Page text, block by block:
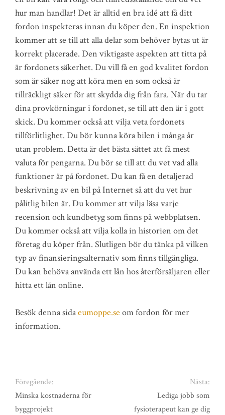
hur man handlar! Det är alltid en bra idé att få ditt
fordon inspekteras innan du köper den. En inspektion
kommer att se till att alla delar som behöver bytas ut är
korrekt placerade. Den viktigaste aspekten att titta på
är fordonets säkerhet. Du vill få en god kvalitet fordon
som är säker nog att köra men en som också är
tillräckligt säker för att skydda dig från fara. När du tar
dina provkörningar i fordonet, se till att den är i gott
skick. Du kommer också att vilja veta fordonets
tillförlitlighet. Du bör kunna köra bilen i många år
utan problem. Detta är det bästa sättet att få mest
valuta för pengarna. Du bör se till att du vet vad alla
funktioner är på fordonet. Du kan få en detaljerad
beskrivning av en bil på Internet så att du vet hur
pålitlig bilen är. Du kommer att vilja läsa varje
recension och kundbetyg som finns på webbplatsen.
Du kommer också att vilja kolla in historien om det
företag du köper från. Slutligen bör du tänka på vilken
typ av finansieringsalternativ som finns tillgängliga.
Du kan behöva använda ett lån hos återförsäljaren eller
hitta ett lån online.
Besök denna sidaeumoppe.se om fordon för mer
information.
Föregående:
Minska kostnaderna för
byggprojekt
Nästa:
Lediga jobb som
fysioterapeut kan ge dig